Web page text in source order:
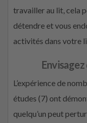
travailler au lit, cela
détendre et vous
activités dans votre
L’expérience de
études (7) ont
quelqu’un peut